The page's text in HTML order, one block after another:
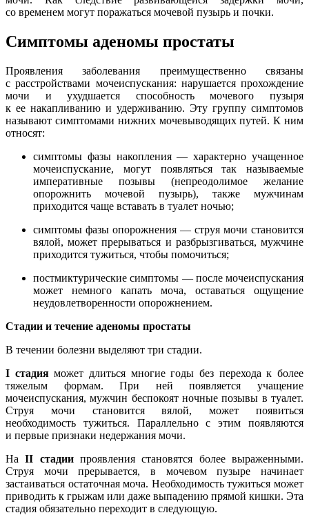
со временем могут поражаться мочевой пузырь и почки.
Симптомы аденомы простаты
Проявления заболевания преимущественно связаны
с расстройствами мочеиспускания: нарушается прохождение
мочи и ухудшается способность мочевого пузыря
к ее накапливанию и удерживанию. Эту группу симптомов
называют симптомами нижних мочевыводящих путей. К ним
относят:
симптомы фазы накопления — характерно учащенное
мочеиспускание, могут появляться так называемые
императивные позывы (непреодолимое желание
опорожнить мочевой пузырь), также мужчинам
приходится чаще вставать в туалет ночью;
симптомы фазы опорожнения — струя мочи становится
вялой, может прерываться и разбрызгиваться, мужчине
приходится тужиться, чтобы помочиться;
постмиктурические симптомы — после мочеиспускания
может немного капать моча, оставаться ощущение
неудовлетворенности опорожнением.
Стадии и течение аденомы простаты
В течении болезни выделяют три стадии.
I стадияможет длиться многие годы без перехода к более
тяжелым формам. При ней появляется учащение
мочеиспускания, мужчин беспокоят ночные позывы в туалет.
Струя мочи становится вялой, может появиться
необходимость тужиться. Параллельно с этим появляются
и первые признаки недержания мочи.
НаII стадиипроявления становятся более выраженными.
Струя мочи прерывается, в мочевом пузыре начинает
застаиваться остаточная моча. Необходимость тужиться может
приводить к грыжам или даже выпадению прямой кишки. Эта
стадия обязательно переходит в следующую.